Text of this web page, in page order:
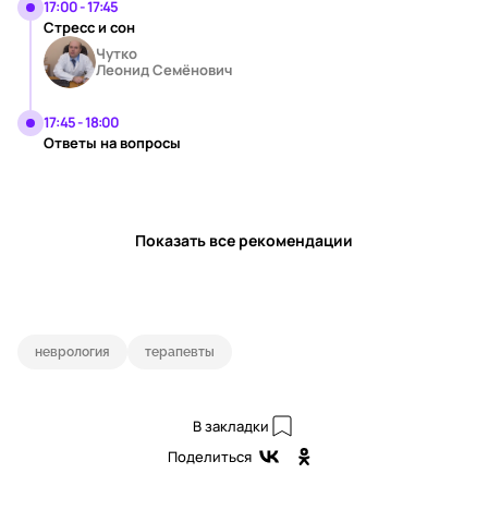
17:00 - 17:45
Стресс и сон
Чутко
Леонид Семёнович
17:45 - 18:00
Ответы на вопросы
Показать все рекомендации
неврология терапевты
В закладки
Поделиться